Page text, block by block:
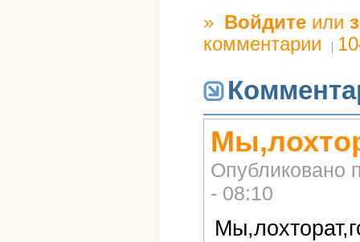
» Войдите или
комментарии
Опубликовано
- 08:10